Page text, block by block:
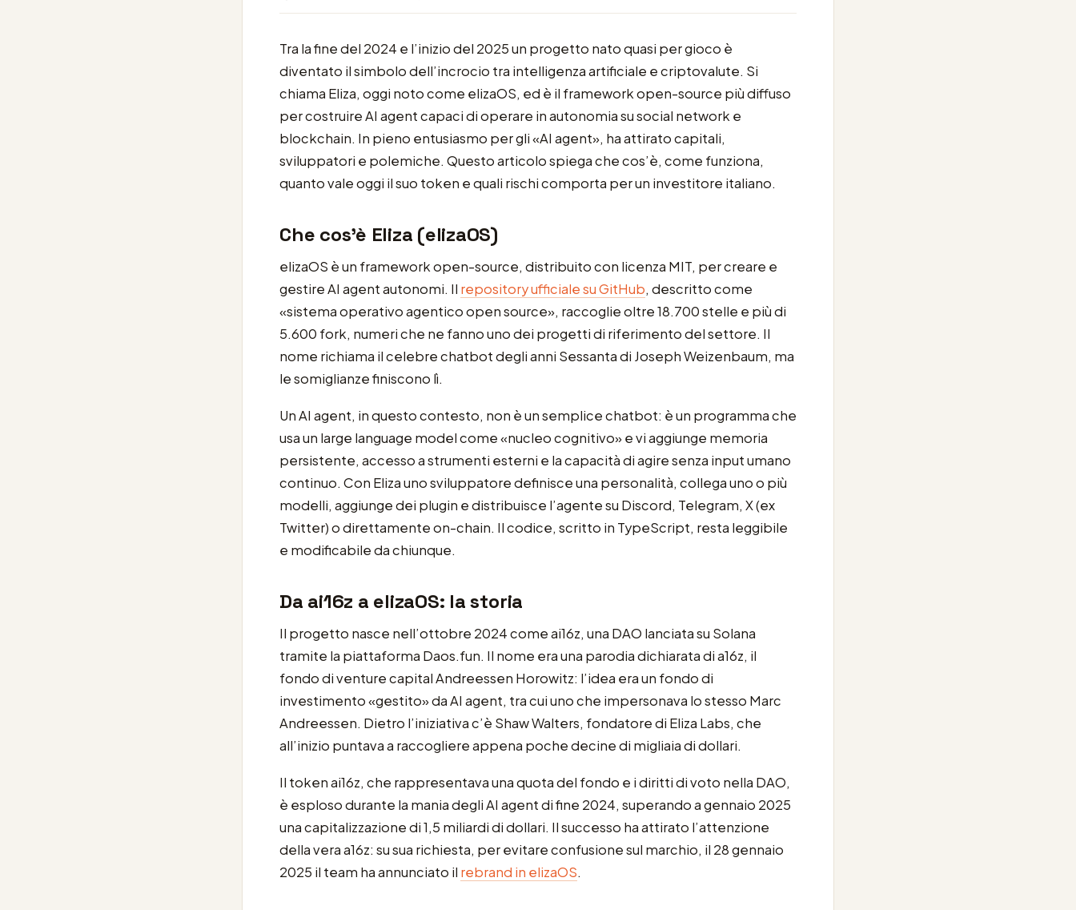
Tra la fine del 2024 e l’inizio del 2025 un progetto nato quasi per gioco è
diventato il simbolo dell’incrocio tra intelligenza artificiale e criptovalute. Si
chiama Eliza, oggi noto come elizaOS, ed è il framework open-source più diffuso
per costruire AI agent capaci di operare in autonomia su social network e
blockchain. In pieno entusiasmo per gli «AI agent», ha attirato capitali,
sviluppatori e polemiche. Questo articolo spiega che cos’è, come funziona,
quanto vale oggi il suo token e quali rischi comporta per un investitore italiano.
Che cos’è Eliza (elizaOS)
elizaOS è un framework open-source, distribuito con licenza MIT, per creare e
gestire AI agent autonomi. Il repository ufficiale su GitHub, descritto come
«sistema operativo agentico open source», raccoglie oltre 18.700 stelle e più di
5.600 fork, numeri che ne fanno uno dei progetti di riferimento del settore. Il
nome richiama il celebre chatbot degli anni Sessanta di Joseph Weizenbaum, ma
le somiglianze finiscono lì.
Un AI agent, in questo contesto, non è un semplice chatbot: è un programma che
usa un large language model come «nucleo cognitivo» e vi aggiunge memoria
persistente, accesso a strumenti esterni e la capacità di agire senza input umano
continuo. Con Eliza uno sviluppatore definisce una personalità, collega uno o più
modelli, aggiunge dei plugin e distribuisce l’agente su Discord, Telegram, X (ex
Twitter) o direttamente on-chain. Il codice, scritto in TypeScript, resta leggibile
e modificabile da chiunque.
Da ai16z a elizaOS: la storia
Il progetto nasce nell’ottobre 2024 come ai16z, una DAO lanciata su Solana
tramite la piattaforma Daos.fun. Il nome era una parodia dichiarata di a16z, il
fondo di venture capital Andreessen Horowitz: l’idea era un fondo di
investimento «gestito» da AI agent, tra cui uno che impersonava lo stesso Marc
Andreessen. Dietro l’iniziativa c’è Shaw Walters, fondatore di Eliza Labs, che
all’inizio puntava a raccogliere appena poche decine di migliaia di dollari.
Il token ai16z, che rappresentava una quota del fondo e i diritti di voto nella DAO,
è esploso durante la mania degli AI agent di fine 2024, superando a gennaio 2025
una capitalizzazione di 1,5 miliardi di dollari. Il successo ha attirato l’attenzione
della vera a16z: su sua richiesta, per evitare confusione sul marchio, il 28 gennaio
2025 il team ha annunciato il rebrand in elizaOS.